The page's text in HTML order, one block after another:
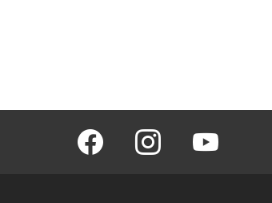
facebook instagram youtube